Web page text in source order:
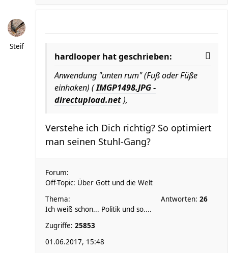
Steif
hardlooper hat geschrieben:
Anwendung "unten rum" (Fuß oder Füße
einhaken) (IMGP1498.JPG -
directupload.net),
Verstehe ich Dich richtig? So optimiert
man seinen Stuhl-Gang?
Forum:
Off-Topic: Über Gott und die Welt
Thema:
Ich weiß schon... Politik und so....
Antworten: 26
Zugriffe: 25853
01.06.2017, 15:48